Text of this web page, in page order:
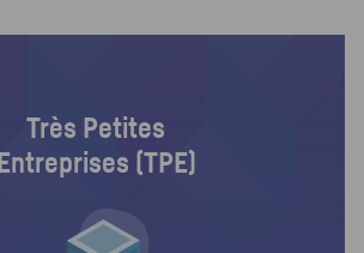
Très Petites
Entreprises (TPE)